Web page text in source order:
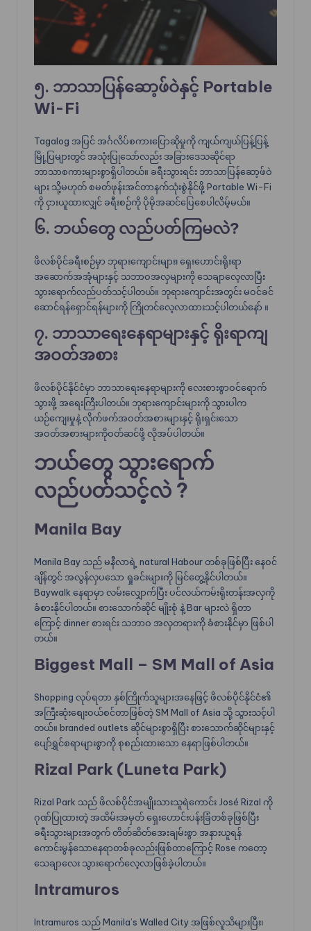
၅. ဘာသာပြန်ဆော့ဖ်ဝဲနှင့် Portable
Wi-Fi
Tagalog အပြင် အင်္ဂလိပ်စကားပြောဆိုမှုကို ကျယ်ကျယ်ပြန့်ပြန့်
မြို့ပြများတွင် အသုံးပြုသော်လည်း အခြားဒေသဆိုင်ရာ
ဘာသာစကားများစွာရှိပါတယ်။ ခရီးသွားရင်း ဘာသာပြန်ဆော့ဖ်ဝဲ
များ သို့မဟုတ် စမတ်ဖုန်းအင်တာနက်သုံးစွဲနိုင်ဖို့ Portable Wi-Fi
ကို ငှားယူထားလျှင် ခရီးစဉ်ကို ပိုမိုအဆင်ပြေစေပါလိမ့်မယ်။
၆. ဘယ်တွေ လည်ပတ်ကြမလဲ?
ဖိလစ်ပိုင်ခရီးစဉ်မှာ ဘုရားကျောင်းများ၊ ရှေးဟောင်းရိုးရာ
အဆောက်အအုံများနှင့် သဘာဝအလှများကို သေချာလေ့လာပြီး
သွားရောက်လည်ပတ်သင့်ပါတယ်။ ဘုရားကျောင်းအတွင်း မဝင်ခင်
ဆောင်ရန်ရှောင်ရန်များကို ကြိုတင်လေ့လာထားသင့်ပါတယ်နော် ။
၇. ဘာသာရေးနေရာများနှင့် ရိုးရာကျ
အဝတ်အစား
ဖိလစ်ပိုင်နိုင်ငံမှာ ဘာသာရေးနေရာများကို လေးစားစွာဝင်ရောက်
သွားဖို့ အရေးကြီးပါတယ်။ ဘုရားကျောင်းများကို သွားပါက
ယဉ်ကျေးမှုနဲ့ လိုက်ဖက်အဝတ်အစားများနှင့် ရိုးရှင်းသော
အဝတ်အစားများကိုဝတ်ဆင်ဖို့ လိုအပ်ပါတယ်။
ဘယ်တွေ သွားရောက်
လည်ပတ်သင့်လဲ ?
Manila Bay
Manila Bay သည် မနီလာရဲ့ natural Habour တစ်ခုဖြစ်ပြီး နေဝင်
ချိန်တွင် အလွန်လှပသော ရှုခင်းများကို မြင်တွေ့နိုင်ပါတယ်။
Baywalk နေရာမှာ လမ်းလျှောက်ပြီး ပင်လယ်ကမ်းရိုးတန်းအလှကို
ခံစားနိုင်ပါတယ်။ စားသောက်ဆိုင် မျိုးစုံ နဲ့ Bar များလဲ ရှိတာ
ကြောင့် dinner စားရင်း သဘာဝ အလှတရားကို ခံစားနိုင်မှာ ဖြစ်ပါ
တယ်။
Biggest Mall – SM Mall of Asia
Shopping လုပ်ရတာ နှစ်ကြိုက်သူများအနေဖြင့် ဖိလစ်ပိုင်နိုင်ငံ၏
အကြီးဆုံးစျေးဝယ်စင်တာဖြစ်တဲ့ SM Mall of Asia သို့ သွားသင့်ပါ
တယ်။ branded outlets ဆိုင်များစွာရှိပြီး စားသောက်ဆိုင်များနှင့်
ပျော်ရွှင်စရာများစွာကို စုစည်းထားသော နေရာဖြစ်ပါတယ်။
Rizal Park (Luneta Park)
Rizal Park သည် ဖိလစ်ပိုင်အမျိုးသားသူရဲကောင်း José Rizal ကို
ဂုဏ်ပြုထားတဲ့ အထိမ်းအမှတ် ရှေးဟောင်းပန်းခြံတစ်ခုဖြစ်ပြီး
ခရီးသွားများအတွက် တိတ်ဆိတ်အေးချမ်းစွာ အနားယူရန်
ကောင်းမွန်သောနေရာတစ်ခုလည်းဖြစ်တာကြောင့် Rose ကတော့
သေချာလေး သွားရောက်လေ့လာဖြစ်ခဲ့ပါတယ်။
Intramuros
Intramuros သည် Manila’s Walled City အဖြစ်လူသိများပြီး၊